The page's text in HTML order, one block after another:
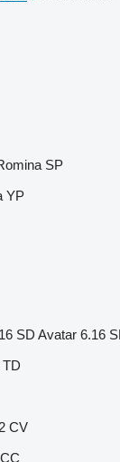
SP
YP
SD Avatar 6.16
CV